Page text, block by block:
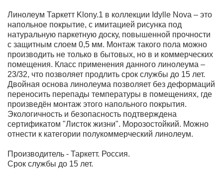
Линолеум Таркетт Klony.1 в коллекции Idylle Nova – это
напольное покрытие, с имитацией рисунка под
натуральную паркетную доску, повышенной прочности
с защитным слоем 0,5 мм. Монтаж такого пола можно
производить не только в бытовых, но в и коммерческих
помещения. Класс применения данного линолеума –
23/32, что позволяет продлить срок службы до 15 лет.
Двойная основа линолеума позволяет без деформаций
переносить перепады температуры в помещениях, где
произведён монтаж этого напольного покрытия.
Экологичность и безопасность подтверждена
сертификатом "Листок жизни". Морозостойкий. Можно
отнести к категории полукоммерческий линолеум.
Производитель - Таркетт. Россия.
Срок службы до 15 лет.